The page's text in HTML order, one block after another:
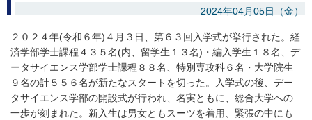
2024年04月05日（金）
２０２４年(令和６年)４月３日、第６３回入学式が挙行された。経
済学部学士課程４３５名(内、留学生１３名)・編入学生１８名、デ
ータサイエンス学部学士課程８８名、特別専攻科６名・大学院生
９名の計５５６名が新たなスタートを切った。入学式の後、デー
タサイエンス学部の開設式が行われ、名実ともに、総合大学への
一歩が刻まれた。新入生は男女ともスーツを着用、緊張の中にも